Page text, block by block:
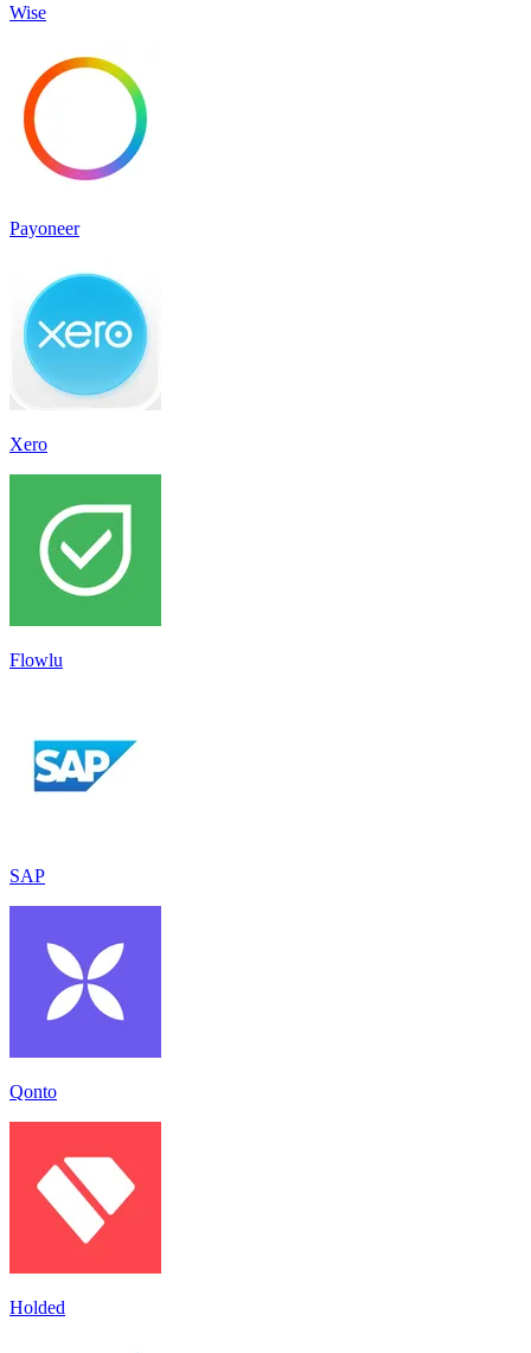
Wise
Payoneer
Xero
Flowlu
SAP
Qonto
Holded